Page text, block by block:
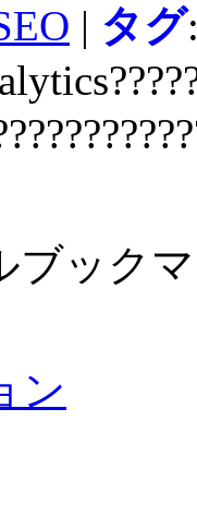
| タグ
ブック
ン